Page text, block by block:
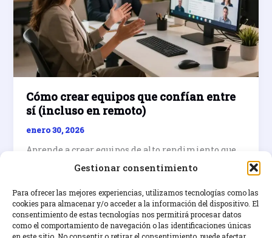
Gestionar consentimiento
Para ofrecer las mejores experiencias, utilizamos tecnologías como las
cookies para almacenar y/o acceder a la información del dispositivo. El
consentimiento de estas tecnologías nos permitirá procesar datos
como el comportamiento de navegación o las identificaciones únicas
Cómo crear equipos que confían entre
sí (incluso en remoto)
enero 30, 2026
Aprende a crear equipos de alto rendimiento que
confían entre sí, incluso en remoto. Descubre
la colaboración.
Cómo
crear
Leer entrada »